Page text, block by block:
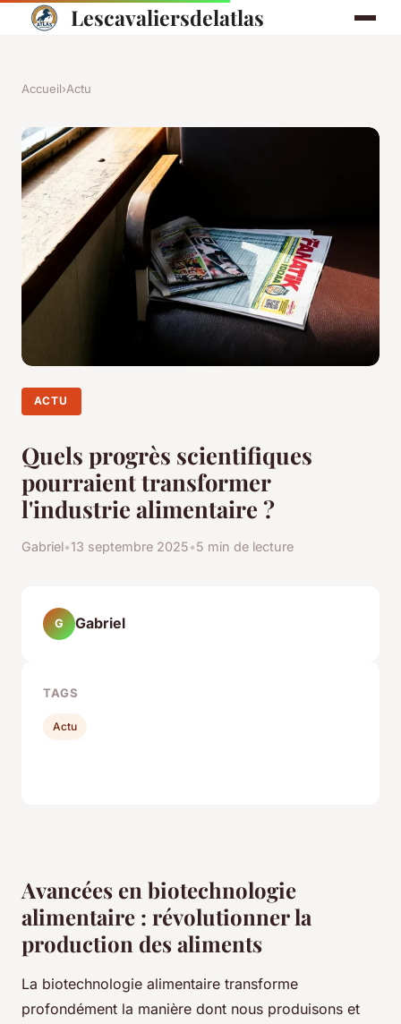
Lescavaliersdelatlas
Accueil›Actu
ACTU
Quels progrès scientifiques
pourraient transformer
l'industrie alimentaire ?
Gabriel•13 septembre 2025•5 min de lecture
Avancées en biotechnologie
alimentaire : révolutionner la
production des aliments
La biotechnologie alimentaire transforme
profondément la manière dont nous produisons et
G Gabriel
TAGS
Actu